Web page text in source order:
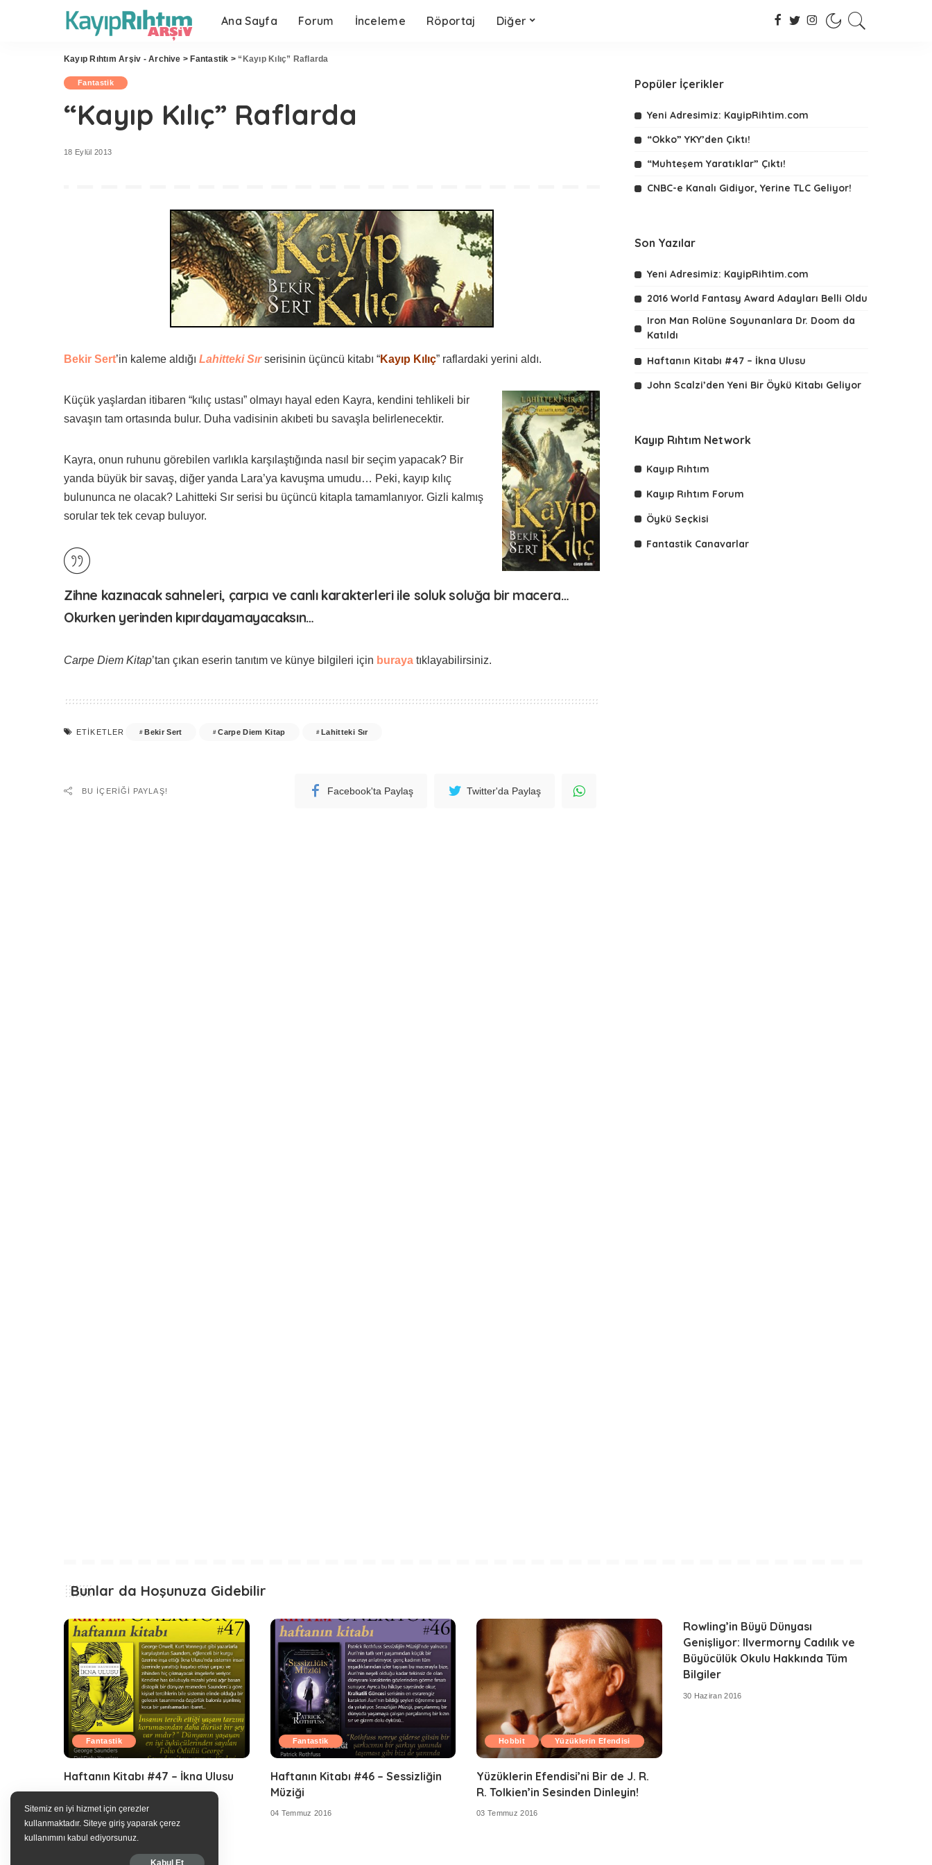
Ana Sayfa Forum İnceleme Röportaj Diğer
Kayıp Rıhtım Arşiv - Archive > Fantastik > “Kayıp Kılıç” Raflarda
Fantastik
“Kayıp Kılıç” Raflarda
18 Eylül 2013
Bekir Sert’in kaleme aldığı Lahitteki Sırserisinin üçüncü kitabı “Kayıp Kılıç” raflardaki yerini aldı.
Küçük yaşlardan itibaren “kılıç ustası” olmayı hayal eden Kayra, kendini tehlikeli bir
savaşın tam ortasında bulur. Duha vadisinin akıbeti bu savaşla belirlenecektir.
Kayra, onun ruhunu görebilen varlıkla karşılaştığında nasıl bir seçim yapacak? Bir
yanda büyük bir savaş, diğer yanda Lara’ya kavuşma umudu… Peki, kayıp kılıç
bulununca ne olacak? Lahitteki Sır serisi bu üçüncü kitapla tamamlanıyor. Gizli kalmış
sorular tek tek cevap buluyor.
Zihne kazınacak sahneleri, çarpıcı ve canlı karakterleri ile soluk soluğa bir macera…
Okurken yerinden kıpırdayamayacaksın…
Carpe Diem Kitap’tan çıkan eserin tanıtım ve künye bilgileri için buraya tıklayabilirsiniz.
ETIKETLER Bekir Sert Carpe Diem Kitap Lahitteki Sır
BU IÇERIĞI PAYLAŞ! Facebook'ta Paylaş Twitter'da Paylaş
Popüler İçerikler
Yeni Adresimiz: KayipRihtim.com
“Okko” YKY’den Çıktı!
“Muhteşem Yaratıklar” Çıktı!
CNBC-e Kanalı Gidiyor, Yerine TLC Geliyor!
Son Yazılar
Yeni Adresimiz: KayipRihtim.com
2016 World Fantasy Award Adayları Belli Oldu
Iron Man Rolüne Soyunanlara Dr. Doom da
Katıldı
Haftanın Kitabı #47 – İkna Ulusu
John Scalzi’den Yeni Bir Öykü Kitabı Geliyor
Kayıp Rıhtım Network
Kayıp Rıhtım
Kayıp Rıhtım Forum
Öykü Seçkisi
Fantastik Canavarlar
Bunlar da Hoşunuza Gidebilir
Fantastik
Haftanın Kitabı #47 – İkna Ulusu
Fantastik
Haftanın Kitabı #46 – Sessizliğin
Müziği
04 Temmuz 2016
Hobbit Yüzüklerin Efendisi
Yüzüklerin Efendisi’ni Bir de J. R.
R. Tolkien’in Sesinden Dinleyin!
03 Temmuz 2016
Rowling’in Büyü Dünyası
Genişliyor: Ilvermorny Cadılık ve
Büyücülük Okulu Hakkında Tüm
Bilgiler
30 Haziran 2016
Sitemiz en iyi hizmet için çerezler
kullanmaktadır. Siteye giriş yaparak çerez
kullanımını kabul ediyorsunuz.
Kabul Et